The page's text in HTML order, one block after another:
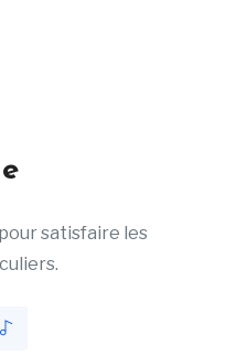
satisfaire les